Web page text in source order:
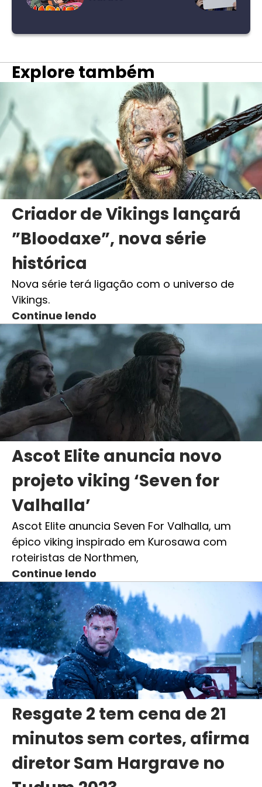
Explore também
Criador de Vikings lançará
”Bloodaxe”, nova série
histórica
Nova série terá ligação com o universo de
Vikings.
Continue lendo
Ascot Elite anuncia novo
projeto viking ‘Seven for
Valhalla’
Ascot Elite anuncia Seven For Valhalla, um
épico viking inspirado em Kurosawa com
roteiristas de Northmen,
Continue lendo
Resgate 2 tem cena de 21
minutos sem cortes, afirma
diretor Sam Hargrave no